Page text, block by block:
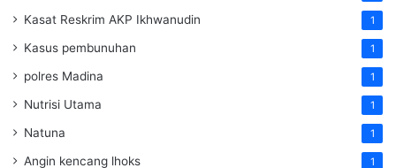
Kasat Reskrim AKP Ikhwanudin 1
Kasus pembunuhan 1
polres Madina 1
Nutrisi Utama 1
Natuna 1
Angin kencang lhoks 1